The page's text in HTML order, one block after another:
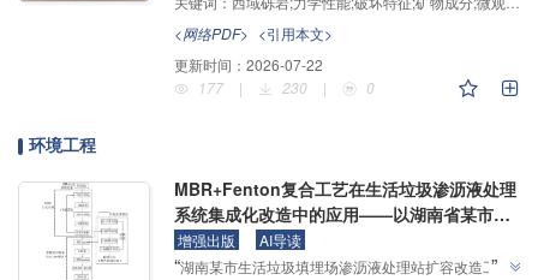
试验及SEM分析，揭示了其由脆性向延性转化的破坏
机制与微观结构劣化规律，为西域砾岩库岸边坡稳定分
析提供理论依据。”
<网络PDF> <引用本文>
更新时间： 2026-07-22
177
| 230 | 0
环境工程
MBR+Fenton复合工艺在生活垃圾渗沥液处理
系统集成化改造中的应用——以湖南省某市垃
圾填埋场为例
增强出版 AI导读
“湖南某市生活垃圾填埋场渗沥液处理站扩容改造工
”